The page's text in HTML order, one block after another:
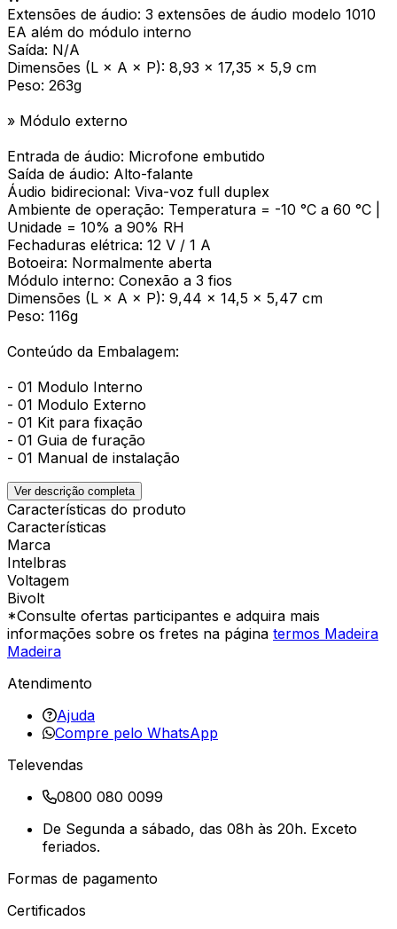
Extensões de áudio: 3 extensões de áudio modelo 1010
EA além do módulo interno
Saída: N/A
Dimensões (L × A × P): 8,93 × 17,35 × 5,9 cm
Peso: 263g
» Módulo externo
Entrada de áudio: Microfone embutido
Saída de áudio: Alto-falante
Áudio bidirecional: Viva-voz full duplex
Ambiente de operação: Temperatura = -10 °C a 60 °C |
Unidade = 10% a 90% RH
Fechaduras elétrica: 12 V / 1 A
Botoeira: Normalmente aberta
Módulo interno: Conexão a 3 fios
Dimensões (L × A × P): 9,44 × 14,5 × 5,47 cm
Peso: 116g
Conteúdo da Embalagem:
- 01 Modulo Interno
- 01 Modulo Externo
- 01 Kit para fixação
- 01 Guia de furação
- 01 Manual de instalação
Ver descrição completa
Características do produto
Características
Marca
Intelbras
Voltagem
Bivolt
*Consulte ofertas participantes e adquira mais
informações sobre os fretes na página termos Madeira
Madeira
Atendimento
Ajuda
Compre pelo WhatsApp
Televendas
0800 080 0099
De Segunda a sábado, das 08h às 20h. Exceto
feriados.
Formas de pagamento
Certificados